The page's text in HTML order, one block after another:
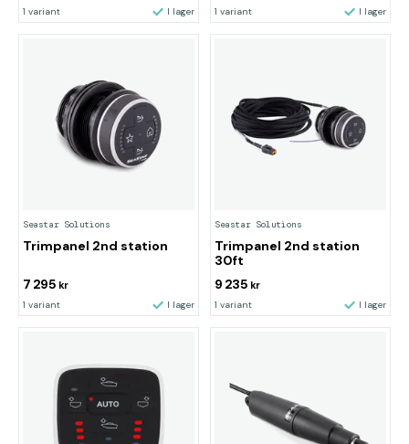
1 variant I lager 1 variant I lager
Seastar Solutions
Trimpanel 2nd station
7 295 kr
1 variant I lager
Seastar Solutions
Trimpanel 2nd station
30ft
9 235 kr
1 variant I lager